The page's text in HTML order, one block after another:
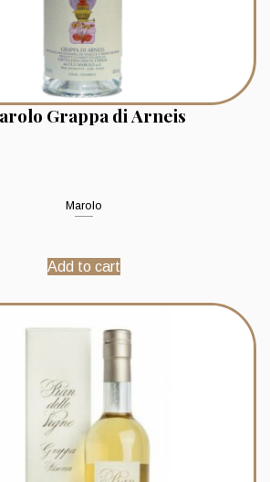
Grappa di Arneis
Marolo
Add to cart